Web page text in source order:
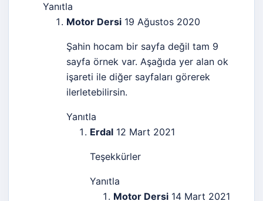
Yanıtla
Motor Dersi 19 Ağustos 2020
Şahin hocam bir sayfa değil tam 9
sayfa örnek var. Aşağıda yer alan ok
işareti ile diğer sayfaları görerek
ilerletebilirsin.
Yanıtla
Erdal 12 Mart 2021
Teşekkürler
Yanıtla
Motor Dersi 14 Mart 2021